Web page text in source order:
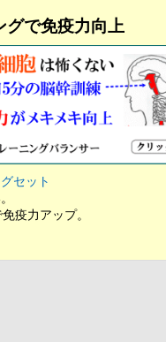
グで免疫力向上
セット
疫力アップ。